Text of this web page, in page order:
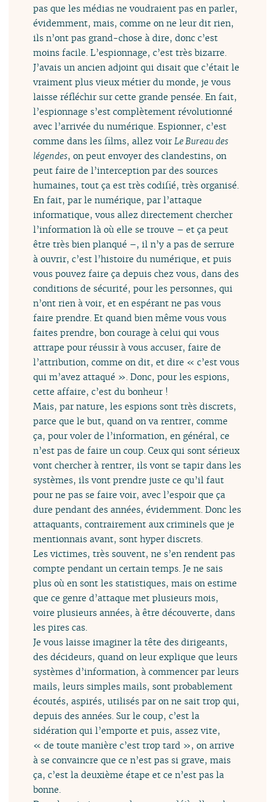
pas que les médias ne voudraient pas en parler,
évidemment, mais, comme on ne leur dit rien,
ils n’ont pas grand-chose à dire, donc c’est
moins facile. L’espionnage, c’est très bizarre.
J’avais un ancien adjoint qui disait que c’était le
vraiment plus vieux métier du monde, je vous
laisse réfléchir sur cette grande pensée. En fait,
l’espionnage s’est complètement révolutionné
avec l’arrivée du numérique. Espionner, c’est
comme dans les films, allez voirLe Bureau des
légendes, on peut envoyer des clandestins, on
peut faire de l’interception par des sources
humaines, tout ça est très codifié, très organisé.
En fait, par le numérique, par l’attaque
informatique, vous allez directement chercher
l’information là où elle se trouve – et ça peut
être très bien planqué –, il n’y a pas de serrure
à ouvrir, c’est l’histoire du numérique, et puis
vous pouvez faire ça depuis chez vous, dans des
conditions de sécurité, pour les personnes, qui
n’ont rien à voir, et en espérant ne pas vous
faire prendre. Et quand bien même vous vous
faites prendre, bon courage à celui qui vous
attrape pour réussir à vous accuser, faire de
l’attribution, comme on dit, et dire « c’est vous
qui m’avez attaqué ». Donc, pour les espions,
cette affaire, c’est du bonheur !
Mais, par nature, les espions sont très discrets,
parce que le but, quand on va rentrer, comme
ça, pour voler de l’information, en général, ce
n’est pas de faire un coup. Ceux qui sont sérieux
vont chercher à rentrer, ils vont se tapir dans les
systèmes, ils vont prendre juste ce qu’il faut
pour ne pas se faire voir, avec l’espoir que ça
dure pendant des années, évidemment. Donc les
attaquants, contrairement aux criminels que je
mentionnais avant, sont hyper discrets.
Les victimes, très souvent, ne s’en rendent pas
compte pendant un certain temps. Je ne sais
plus où en sont les statistiques, mais on estime
que ce genre d’attaque met plusieurs mois,
voire plusieurs années, à être découverte, dans
les pires cas.
Je vous laisse imaginer la tête des dirigeants,
des décideurs, quand on leur explique que leurs
systèmes d’information, à commencer par leurs
mails, leurs simples mails, sont probablement
écoutés, aspirés, utilisés par on ne sait trop qui,
depuis des années. Sur le coup, c’est la
sidération qui l’emporte et puis, assez vite,
« de toute manière c’est trop tard », on arrive
à se convaincre que ce n’est pas si grave, mais
ça, c’est la deuxième étape et ce n’est pas la
bonne.